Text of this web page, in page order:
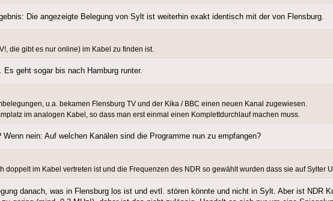
Die angezeigte Belegung von Sylt ist weiterhin exakt identisch mit der von Flensburg.
die gibt es nur online) im Kabel zu finden ist.
geht sogar bis nach Hamburg runter.
u.a. bekamen Flensburg TV und der Kika / BBC einen neuen Kanal zugewiesen.
im analogen Kabel, so dass man erst einmal einen Komplettdurchlauf machen muss.
Wenn nein: Auf welchen Kanälen sind die Programme nun zu empfangen?
doppelt im Kabel vertreten ist und die Frequenzen des NDR so gewählt wurden dass sie auf Sylter
danach, was in Flensburg los ist und evtl. stören könnte und nicht in Sylt. Aber ist NDR